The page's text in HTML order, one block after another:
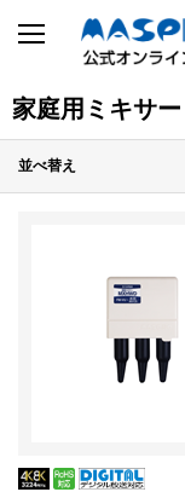
家庭用ミキサー
並べ替え